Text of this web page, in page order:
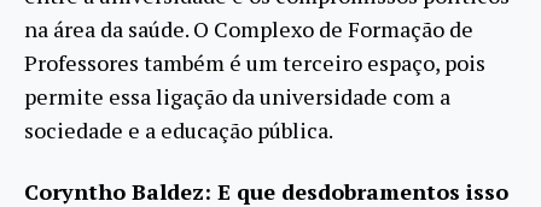
na área da saúde. O Complexo de Formação de
Professores também é um terceiro espaço, pois
permite essa ligação da universidade com a
sociedade e a educação pública.
Coryntho Baldez: E que desdobramentos isso